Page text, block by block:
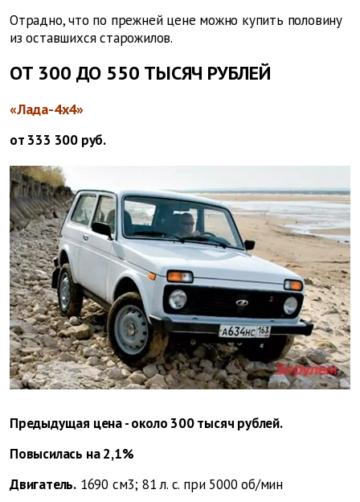
Отрадно, что по прежней цене можно купить половину
из оставшихся старожилов.
ОТ 300 ДО 550 ТЫСЯЧ РУБЛЕЙ
«Лада-4x4»
от 333 300 руб.
Предыдущая цена - около 300 тысяч рублей.
Повысилась на 2,1%
Двигатель. 1690 см3; 81 л. с. при 5000 об/мин